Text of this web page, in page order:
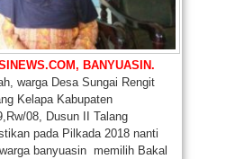
BANYUASIN.
warga Desa Sungai Rengit
Kelapa Kabupaten
08, Dusun II Talang
pada Pilkada 2018 nanti
banyuasin memilih Bakal